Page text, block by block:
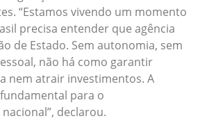
“Estamos vivendo um momento
precisa entender que agência
de Estado. Sem autonomia, sem
não há como garantir
nem atrair investimentos. A
para o
declarou.